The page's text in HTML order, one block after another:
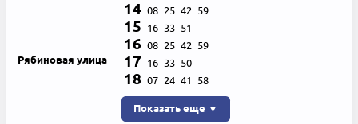
Рябиновая улица
14 08 25 42 59
15 16 33 51
16 08 25 42 59
17 16 33 50
18 07 24 41 58
Показать еще ▼